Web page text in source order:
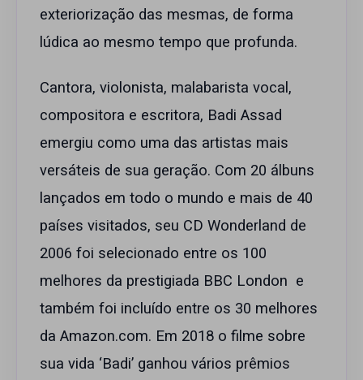
exteriorização das mesmas, de forma
lúdica ao mesmo tempo que profunda.
Cantora, violonista, malabarista vocal,
compositora e escritora, Badi Assad
emergiu como uma das artistas mais
versáteis de sua geração. Com 20 álbuns
lançados em todo o mundo e mais de 40
países visitados, seu CD Wonderland de
2006 foi selecionado entre os 100
melhores da prestigiada BBC London e
também foi incluído entre os 30 melhores
da Amazon.com. Em 2018 o filme sobre
sua vida ‘Badi’ ganhou vários prêmios